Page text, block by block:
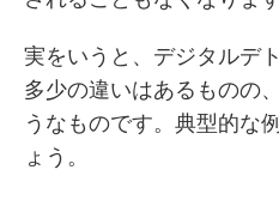
実をいうと、デジタルデ
多少の違いはあるものの
うなものです。典型的な
ょう。